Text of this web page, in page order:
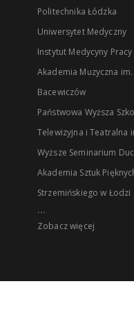
Politechnika Łódzka
Uniwersytet Medyczny
Instytut Medycyny
Akademia Muzyczna
Bacewiczów
Państwowa Wyższa
Telewizyjna i Teatralna
Wyższe Seminarium
Akademia Sztuk
Strzemińskiego w Łodzi
...
Zobacz więcej